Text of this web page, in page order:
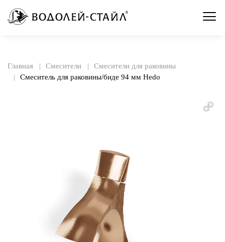
Главная Смесители
Смесители для раковины
Смеситель для раковины/биде 94 мм Hedo